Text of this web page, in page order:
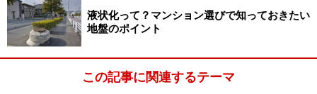
根付く悪習を巧妙に描いたNHKドラマ『
正直不動産
』が
好評を得ています。このドラマでは上述したような悪し
き不動産慣習をリアルに再現し、口から出まかせの営業
が、突然、嘘つき営業ができなくなることで生じる人間
液状化って？マンション選びで知っておきたい
地盤のポイント
この記事に関連するテーマ